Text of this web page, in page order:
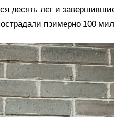
десять лет и
примерно 100